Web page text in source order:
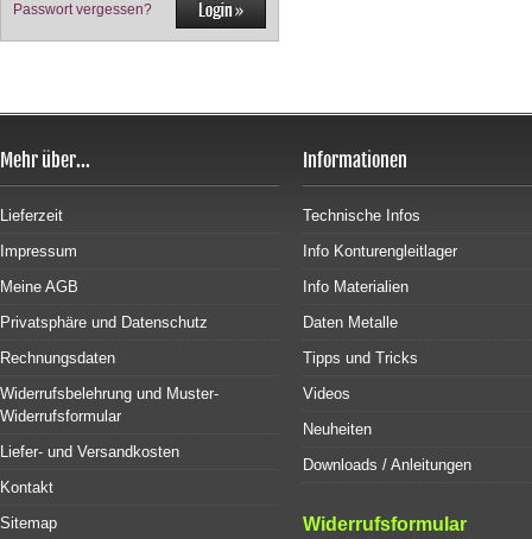
Passwort vergessen?
Mehr über...
Lieferzeit
Impressum
Meine AGB
Privatsphäre und Datenschutz
Rechnungsdaten
Widerrufsbelehrung und Muster-
Widerrufsformular
Liefer- und Versandkosten
Kontakt
Sitemap
Informationen
Technische Infos
Info Konturengleitlager
Info Materialien
Daten Metalle
Tipps und Tricks
Videos
Neuheiten
Downloads / Anleitungen
Widerrufsformular